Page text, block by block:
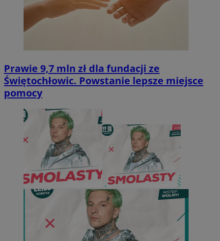
Prawie 9,7 mln zł dla fundacji ze
Świętochłowic. Powstanie lepsze miejsce
pomocy